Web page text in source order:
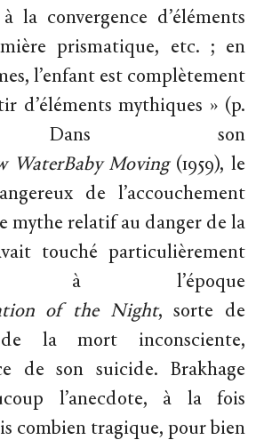
la convergence d’éléments
prismatique, etc. ; en
l’enfant est complètement
d’éléments mythiques » (p.
son
WaterBaby Moving(1959), le
de l’accouchement
mythe relatif au danger de la
touché particulièrement
à l’époque
of the Night, sorte de
la mort inconsciente,
de son suicide. Brakhage
l’anecdote, à la fois
combien tragique, pour bien